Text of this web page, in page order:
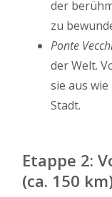
der
zu
Ponte
der Welt.
sie aus
Stadt.
Etappe 2:
(ca. 150